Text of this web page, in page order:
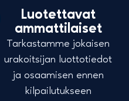
Luotettavat
ammattilaiset​
Tarkastamme jokaisen
urakoitsijan luottotiedot
ja osaamisen ennen
kilpailutukseen